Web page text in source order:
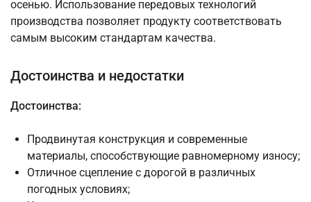
осенью. Использование передовых технологий
производства позволяет продукту соответствовать
самым высоким стандартам качества.
Достоинства и недостатки
Достоинства:
Продвинутая конструкция и современные
материалы, способствующие равномерному износу;
Отличное сцепление с дорогой в различных
погодных условиях;